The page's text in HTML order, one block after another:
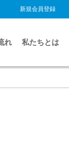
新規会員登録
れ 私たちとは